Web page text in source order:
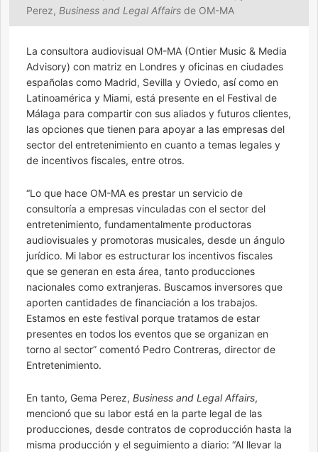
Perez, Business and Legal Affairs de OM-MA
La consultora audiovisual OM-MA (Ontier Music & Media
Advisory) con matriz en Londres y oficinas en ciudades
españolas como Madrid, Sevilla y Oviedo, así como en
Latinoamérica y Miami, está presente en el Festival de
Málaga para compartir con sus aliados y futuros clientes,
las opciones que tienen para apoyar a las empresas del
sector del entretenimiento en cuanto a temas legales y
de incentivos fiscales, entre otros.
“Lo que hace OM-MA es prestar un servicio de
consultoría a empresas vinculadas con el sector del
entretenimiento, fundamentalmente productoras
audiovisuales y promotoras musicales, desde un ángulo
jurídico. Mi labor es estructurar los incentivos fiscales
que se generan en esta área, tanto producciones
nacionales como extranjeras. Buscamos inversores que
aporten cantidades de financiación a los trabajos.
Estamos en este festival porque tratamos de estar
presentes en todos los eventos que se organizan en
torno al sector” comentó Pedro Contreras, director de
Entretenimiento.
En tanto, Gema Perez, Business and Legal Affairs,
mencionó que su labor está en la parte legal de las
producciones, desde contratos de coproducción hasta la
misma producción y el seguimiento a diario: “Al llevar la